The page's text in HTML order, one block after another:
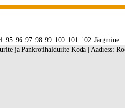
95 96 97 98 99 100 101 102 Järgmine
ja Pankrotihaldurite Koda | Aadress: